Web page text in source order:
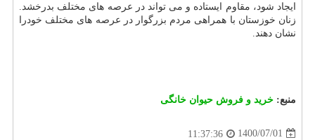
ایجاد شود، مقاوم ایستاده و می تواند در عرصه های مختلف بدرخشد.
زنان خوزستان با همراهی مردم بزرگوار در عرصه های مختلف خودرا
نشان دهند.
منبع: خرید و فروش حیوان خانگی
1400/07/01
11:37:36